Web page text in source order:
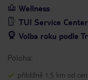
Wellness
TUI Service
Volba roku podle
Poloha:
přibližně 1.5 km od